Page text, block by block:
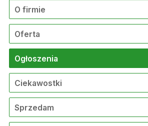
O firmie
Oferta
Ogłoszenia
Ciekawostki
Sprzedam